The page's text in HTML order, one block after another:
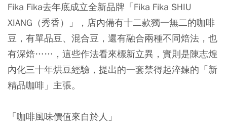
Fika Fika去年底成立全新品牌「Fika Fika SHIU
XIANG（秀香）」，店內備有十二款獨一無二的咖啡
豆，有單品豆、混合豆，還有融合兩種不同焙法，也
有深焙……，這些作法看來標新立異，實則是陳志煌
內化三十年烘豆經驗，提出的一套禁得起淬鍊的「新
精品咖啡」主張。
「咖啡風味價值來自於人」